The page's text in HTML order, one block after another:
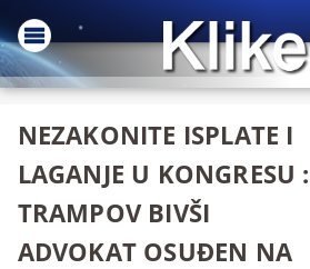
NEZAKONITE ISPLATE I
LAGANJE U KONGRESU :
TRAMPOV BIVŠI
ADVOKAT OSUĐEN NA